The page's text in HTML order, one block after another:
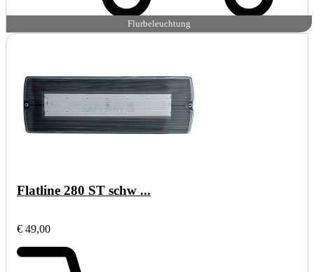
Flurbeleuchtung
Flatline 280 ST schw ...
€ 49,00